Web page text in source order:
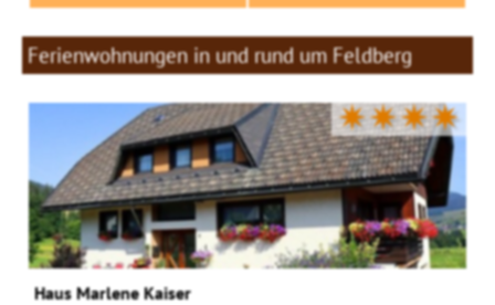
Ferienwohnungen in und rund um Feldberg
✷✷✷✷
Haus Marlene Kaiser